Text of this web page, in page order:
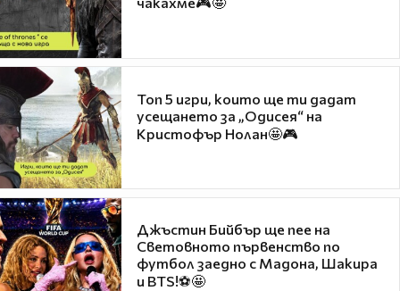
Топ 5 игри, които ще ти дадат
усещането за „Одисея“ на
Кристофър Нолан🤩🎮
Джъстин Бийбър ще пее на
Световното първенство по
футбол заедно с Мадона, Шакира
и BTS!⚽🤩